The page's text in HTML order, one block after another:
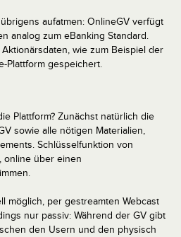
aufatmen: OnlineGV verfügt
analog zum eBanking Standard.
wie zum Beispiel der
Plattform gespeichert.
Plattform? Zunächst natürlich die
sowie alle nötigen Materialien,
Schlüsselfunktion von
online über einen
möglich, per gestreamten Webcast
nur passiv: Während der GV gibt
den Usern und den physisch